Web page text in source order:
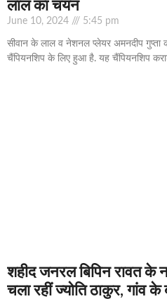
लाल का चयन
June 10, 2024 5:45 pm
सीवान के लाल व नेशनल प्लेयर अमनदीप
चैंपियनशिप के लिए हुआ है. यह चैंपियनशिप
शहीद जनरल बिपिन रावत के
चला रहीं ज्योति ठाकुर, गांव